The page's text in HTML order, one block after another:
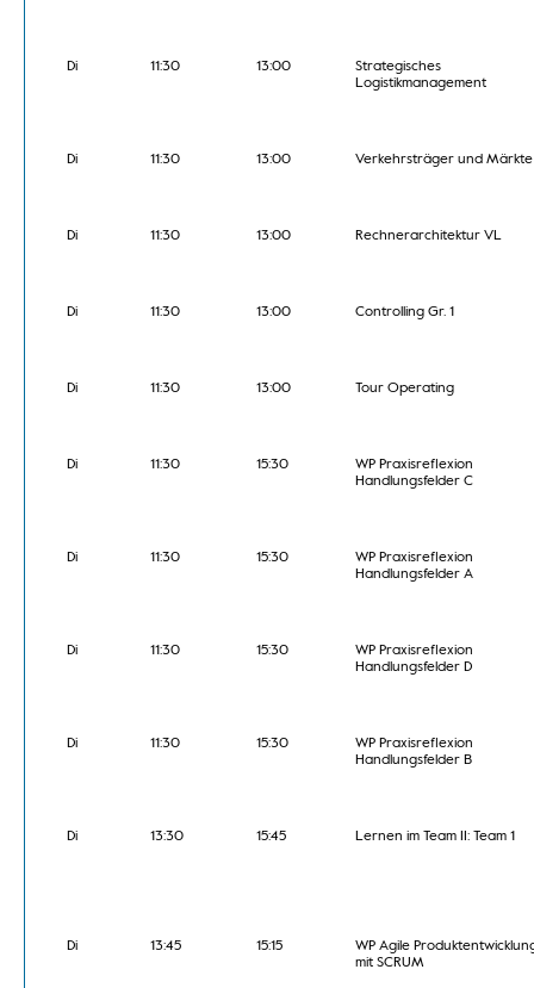
Di 11:30 13:00
Strategisches
Logistikmanagement
Di 11:30 13:00 Verkehrsträger und Märkte
Di 11:30 13:00 Rechnerarchitektur VL
Di 11:30 13:00 Controlling Gr. 1
Di 11:30 13:00 Tour Operating
Di 11:30 15:30
WP Praxisreflexion
Handlungsfelder C
Di 11:30 15:30
WP Praxisreflexion
Handlungsfelder A
Di 11:30 15:30
WP Praxisreflexion
Handlungsfelder D
Di 11:30 15:30
WP Praxisreflexion
Handlungsfelder B
Di 13:30 15:45 Lernen im Team II: Team 1
Di 13:45 15:15
WP Agile
mit SCRUM